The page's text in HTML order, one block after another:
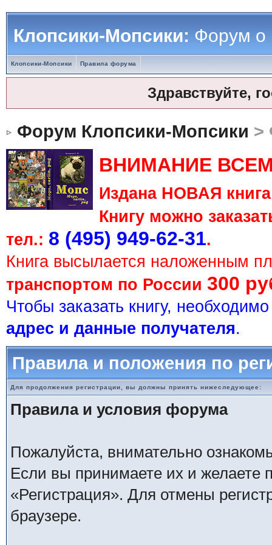
Клопсики-Мопсики:Форум о
Клопсики-Мопсики Правила форума
Здравствуйте,
Форум Клопсики-Мопсики >
ВНИМАНИЕ
Издана НОВАЯ
Книгу можно
тел.: 8 (495) 949-62-31.
Книга высылается наложенным
транспортом по России 300
Чтобы заказать книгу,
адрес и данные получателя.
Правила и положения по
Для продолжения регистрации, вы должны принять нижеследующее:
Правила и условия форума
Пожалуйста, внимательно
Если вы принимаете их и желаете
«Регистрация». Для отмены
браузере.